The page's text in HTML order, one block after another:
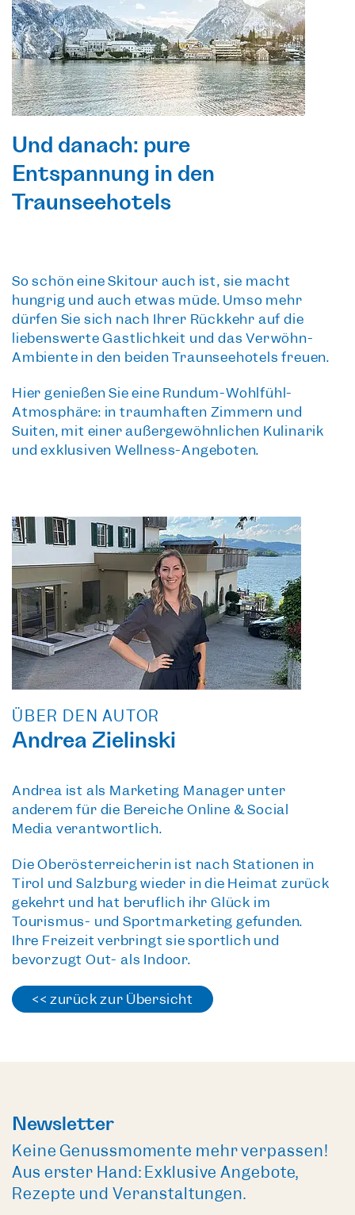
Und danach: pure
Entspannung in den
Traunseehotels
So schön eine Skitour auch ist, sie macht
hungrig und auch etwas müde. Umso mehr
dürfen Sie sich nach Ihrer Rückkehr auf die
liebenswerte Gastlichkeit und das Verwöhn-
Ambiente in den beiden Traunseehotels freuen.
Hier genießen Sie eine Rundum-Wohlfühl-
Atmosphäre: in traumhaften Zimmern und
Suiten, mit einer außergewöhnlichen Kulinarik
und exklusiven Wellness-Angeboten.
ÜBER DEN AUTOR
Andrea Zielinski
Andrea ist als Marketing Manager unter
anderem für die Bereiche Online & Social
Media verantwortlich.
Die Oberösterreicherin ist nach Stationen in
Tirol und Salzburg wieder in die Heimat zurück
gekehrt und hat beruflich ihr Glück im
Tourismus- und Sportmarketing gefunden.
Ihre Freizeit verbringt sie sportlich und
bevorzugt Out- als Indoor.
<< zurück zur Übersicht
Newsletter
Keine Genussmomente mehr verpassen!
Aus erster Hand: Exklusive Angebote,
Rezepte und Veranstaltungen.